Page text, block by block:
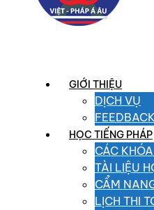
GIỚI THIỆU
DỊCH VỤ
HỌC TIẾNG PHÁP
CÁC
TÀI LIỆU
CẨM
LỊCH THI